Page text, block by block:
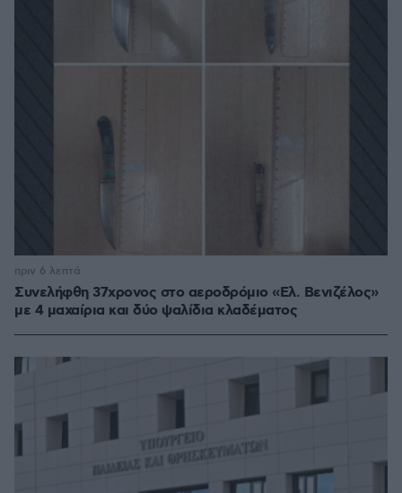
Συνελήφθη 37χρονος στο αεροδρόμιο «Ελ. Βενιζέλος»
με 4 μαχαίρια και δύο ψαλίδια κλαδέματος
πριν 6 λεπτά